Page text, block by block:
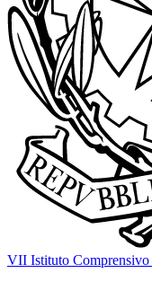
VII Istituto Comprensivo